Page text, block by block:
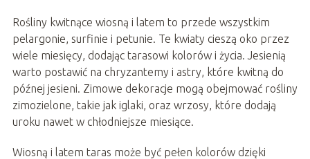
Rośliny kwitnące wiosną i latem to przede wszystkim
pelargonie, surfinie i petunie. Te kwiaty cieszą oko przez
wiele miesięcy, dodając tarasowi kolorów i życia. Jesienią
warto postawić na chryzantemy i astry, które kwitną do
późnej jesieni. Zimowe dekoracje mogą obejmować rośliny
zimozielone, takie jak iglaki, oraz wrzosy, które dodają
uroku nawet w chłodniejsze miesiące.
Wiosną i latem taras może być pełen kolorów dzięki